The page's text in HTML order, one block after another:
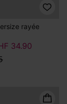
rayée